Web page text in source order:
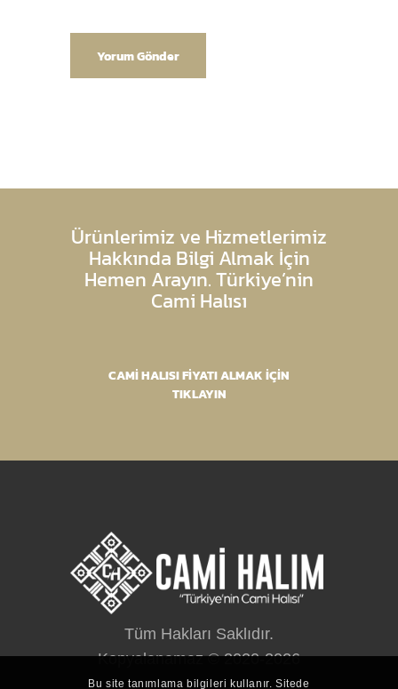
Ürünlerimiz ve Hizmetlerimiz
Hakkında Bilgi Almak İçin
Hemen Arayın. Türkiye’nin
Cami Halısı
CAMİ HALISI FİYATI ALMAK İÇİN
TIKLAYIN
Tüm Hakları Saklıdır.
Kopyalanamaz © 2020-2026
Bu site tanımlama bilgileri kullanır. Sitede